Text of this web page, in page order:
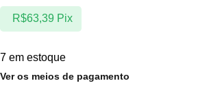
R$63,39 Pix
7 em estoque
Ver os meios de pagamento